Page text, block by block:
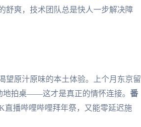
舒爽，技术团队总是快人一步解决障
望原汁原味的本土体验。上个月东京留
地拍桌——这才是真正的情怀连接。 番
直播哔哩哔哩拜年祭，又能零延迟施